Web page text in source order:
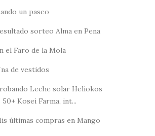
un paseo
sorteo Alma en Pena
el Faro de la Mola
de vestidos
Leche solar Heliokos
50+ Kosei Farma, int...
últimas compras en Mango